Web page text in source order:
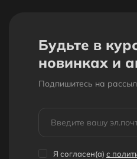
Будьте в
новинках и
Подпишитесь на
Я согласен(a) с